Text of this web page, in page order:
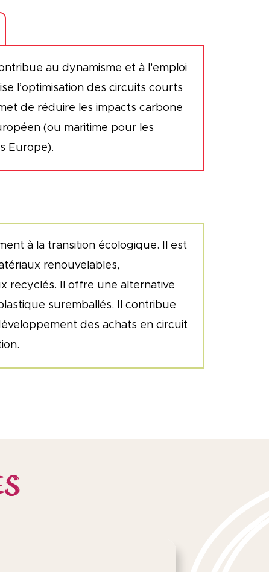
au dynamisme et à l'emploi
l’optimisation des circuits courts
de réduire les impacts carbone
(ou maritime pour les
Europe).
à la transition écologique. Il est
renouvelables,
recyclés. Il offre une alternative
suremballés. Il contribue
des achats en circuit